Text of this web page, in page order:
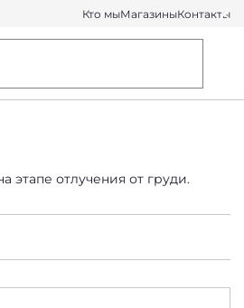
Кто мыМагазиныКонтакты
этапе отлучения от груди.